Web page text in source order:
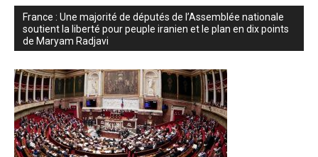
France : Une majorité de députés de l’Assemblée nationale
soutient la liberté pour peuple iranien et le plan en dix points
de Maryam Radjavi